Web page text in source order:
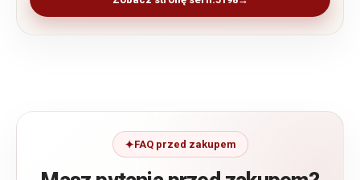
FAQ przed zakupem